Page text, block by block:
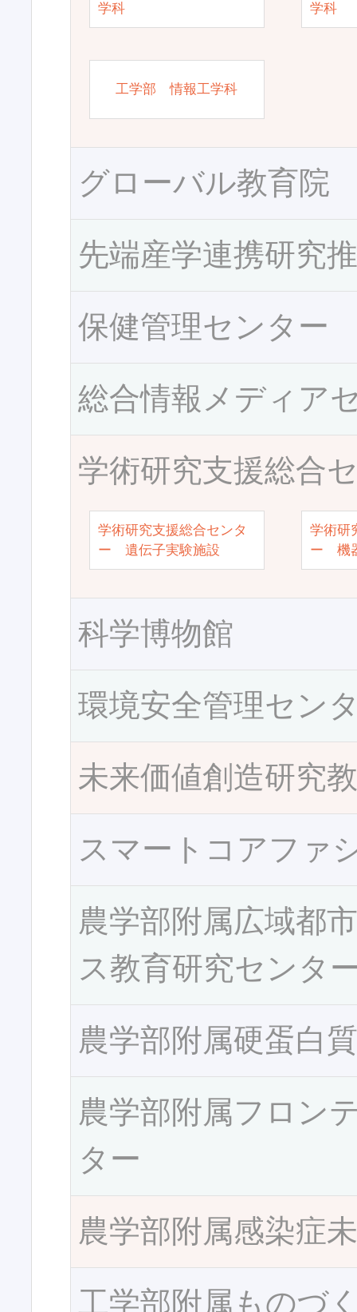
学科
学科
工学部 情報工学科
グローバル教育院
先端産学連携研究
保健管理センター
総合情報メディア
学術研究支援総合
学術研究支援総合センタ
ー 遺伝子実験施設
学術研
ー 機
科学博物館
環境安全管理セン
未来価値創造研究
スマートコアファ
農学部附属広域都
ス教育研究センタ
農学部附属硬蛋白
農学部附属フロン
ター
農学部附属感染症
工学部附属ものづ